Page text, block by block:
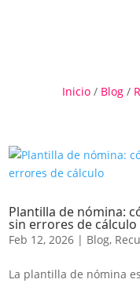
Inicio / Blog /
Plantilla de nómina:
sin errores de cálculo
Feb 12, 2026 | Blog,
La plantilla de nómina